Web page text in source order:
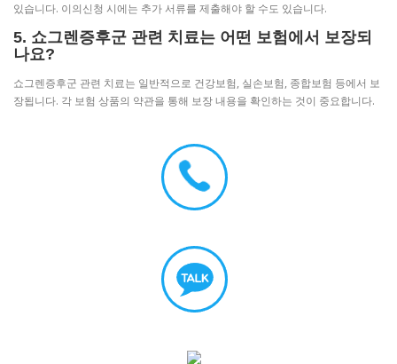
있습니다. 이의신청 시에는 추가 서류를 제출해야 할 수도 있습니다.
5. 쇼그렌증후군 관련 치료는 어떤 보험에서 보장되
나요?
쇼그렌증후군 관련 치료는 일반적으로 건강보험, 실손보험, 종합보험 등에서 보
장됩니다. 각 보험 상품의 약관을 통해 보장 내용을 확인하는 것이 중요합니다.